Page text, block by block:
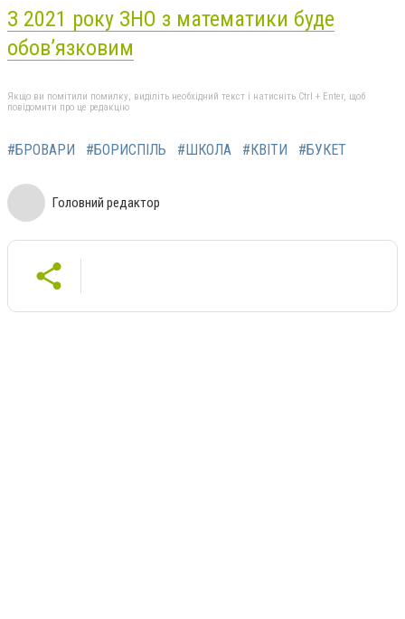
З 2021 року ЗНО з математики буде
обов’язковим
Якщо ви помітили помилку, виділіть необхідний текст і натисніть Ctrl + Enter, щоб
повідомити про це редакцію
#БРОВАРИ #БОРИСПІЛЬ #ШКОЛА #КВІТИ #БУКЕТ
Головний редактор